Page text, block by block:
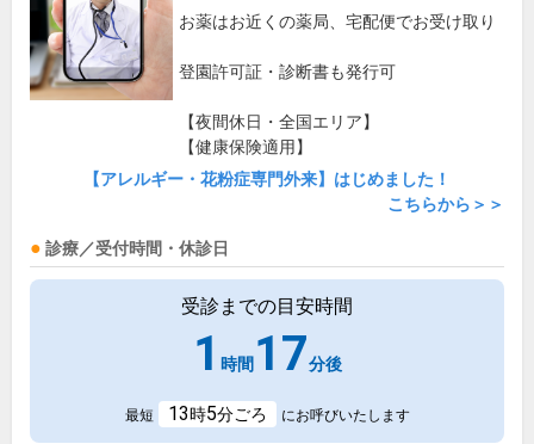
お薬はお近くの薬局、宅配便でお受け取り
登園許可証・診断書も発行可
【夜間休日・全国エリア】
【健康保険適用】
【アレルギー・花粉症専門外来】はじめました！
こちらから＞＞
診療／受付時間・休診日
受診までの目安時間
1 時間17分後
最短 13時5分ごろ にお呼びいたします